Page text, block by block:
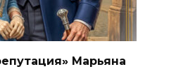
Марьяна